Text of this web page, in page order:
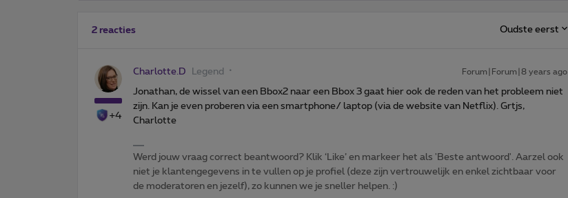
2 reacties Oudste eerst
+4
Charlotte.D Legend Forum|Forum|8 years ago
Jonathan, de wissel van een Bbox2 naar een Bbox 3 gaat hier ook de reden van het probleem niet
zijn. Kan je even proberen via een smartphone/ laptop (via de website van Netflix). Grtjs,
Charlotte
Werd jouw vraag correct beantwoord? Klik ‘Like’ en markeer het als 'Beste antwoord'. Aarzel ook
niet je klantengegevens in te vullen op je profiel (deze zijn vertrouwelijk en enkel zichtbaar voor
de moderatoren en jezelf), zo kunnen we je sneller helpen. :)